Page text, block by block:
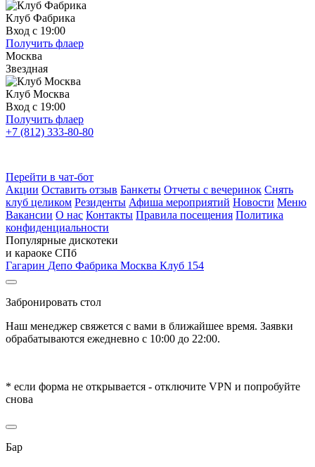
Клуб Фабрика
Вход с 19:00
Получить флаер
Москва
Звездная
Клуб Москва
Вход с 19:00
Получить флаер
+7 (812) 333-80-80
Перейти в чат-бот
Акции Оставить отзыв Банкеты Отчеты с вечеринок Снять
клуб целиком Резиденты Афиша мероприятий Новости Меню
Вакансии О нас Контакты Правила посещения Политика
конфиденциальности
Популярные дискотеки
и караоке СПб
Гагарин Депо Фабрика Москва Клуб 154
Забронировать стол
Наш менеджер свяжется с вами в ближайшее время. Заявки
обрабатываются ежедневно с 10:00 до 22:00.
* если форма не открывается - отключите VPN и попробуйте
снова
Бар